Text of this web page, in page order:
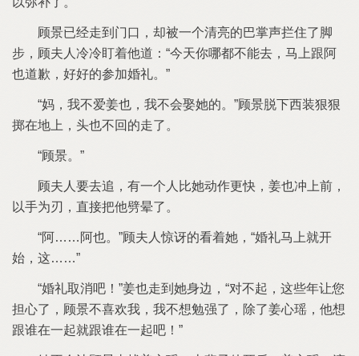
已经走到门口 却被 个清亮 巴掌声拦住
脚
步
夫 冷冷盯着 道： 今天你哪都 能 马
跟阿
道歉
好好 参加婚礼
妈 我 爱 我 会娶
脱下西装狠狠
掷
地 头 回 走
夫 要 追 有 个 比 动作更快 冲
前
以手为刃
直接把 劈晕
阿……阿 夫 惊讶 看着 婚礼马
就开
始
……
婚礼取消吧！ 走到 身边 对 起
些年让您
担心
喜欢我 我 想勉强 除 心瑶
想
跟谁
起就跟谁 起吧！